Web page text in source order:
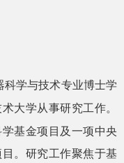
学与技术专业博士学
大学从事研究工作。
基金项目及一项中央
。研究工作聚焦于基